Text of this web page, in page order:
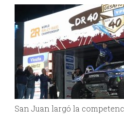
San Juan largó la